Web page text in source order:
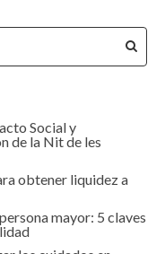
Social y
de la Nit de les
obtener liquidez a
mayor: 5 claves